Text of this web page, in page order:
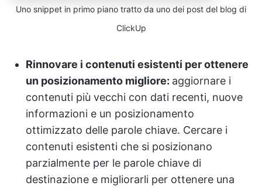
Uno snippet in primo piano tratto da uno dei post del blog di
ClickUp
Rinnovare i contenuti esistenti per ottenere
un posizionamento migliore: aggiornare i
contenuti più vecchi con dati recenti, nuove
informazioni e un posizionamento
ottimizzato delle parole chiave. Cercare i
contenuti esistenti che si posizionano
parzialmente per le parole chiave di
destinazione e migliorarli per ottenere una